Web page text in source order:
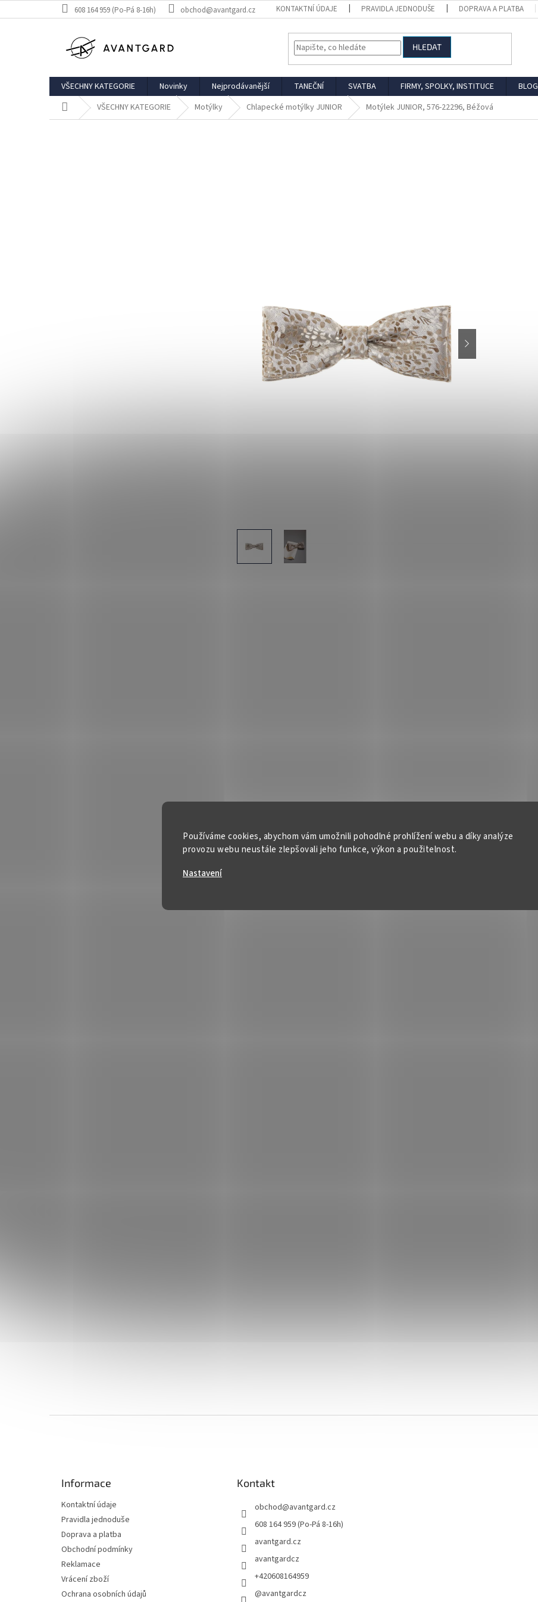
Používáme cookies, abychom vám umožnili pohodlné prohlížení webu a díky analýze
provozu webu neustále zlepšovali jeho funkce, výkon a použitelnost.
Nastavení
na
608 164 959 (Po-Pá 8-16h) obchod@avantgard.cz KONTAKTNÍ ÚDAJE PRAVIDLA JEDNODUŠE DOPRAVA A PLATBA
HLEDAT
VŠECHNY KATEGORIE Novinky Nejprodávanější TANEČNÍ SVATBA FIRMY, SPOLKY, INSTITUCE
BLOG
Domů VŠECHNY KATEGORIE Motýlky Chlapecké motýlky JUNIOR Motýlek JUNIOR, 576-22296, Béžová
Informace
Kontaktní údaje
Pravidla jednoduše
Doprava a platba
Obchodní podmínky
Reklamace
Vrácení zboží
Ochrana osobních údajů
Kontakt
obchod@avantgard.cz
608 164 959 (Po-Pá 8-16h)
avantgard.cz
avantgardcz
+420608164959
@avantgardcz